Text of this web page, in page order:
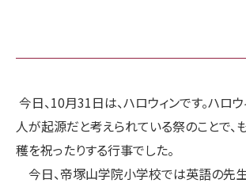
今日、10月31日は、ハロウィンです。ハロ
人が起源だと考えられている祭のことで、
穫を祝ったりする行事でした。
今日、帝塚山学院小学校では英語の先